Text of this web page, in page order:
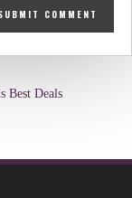
Best Deals